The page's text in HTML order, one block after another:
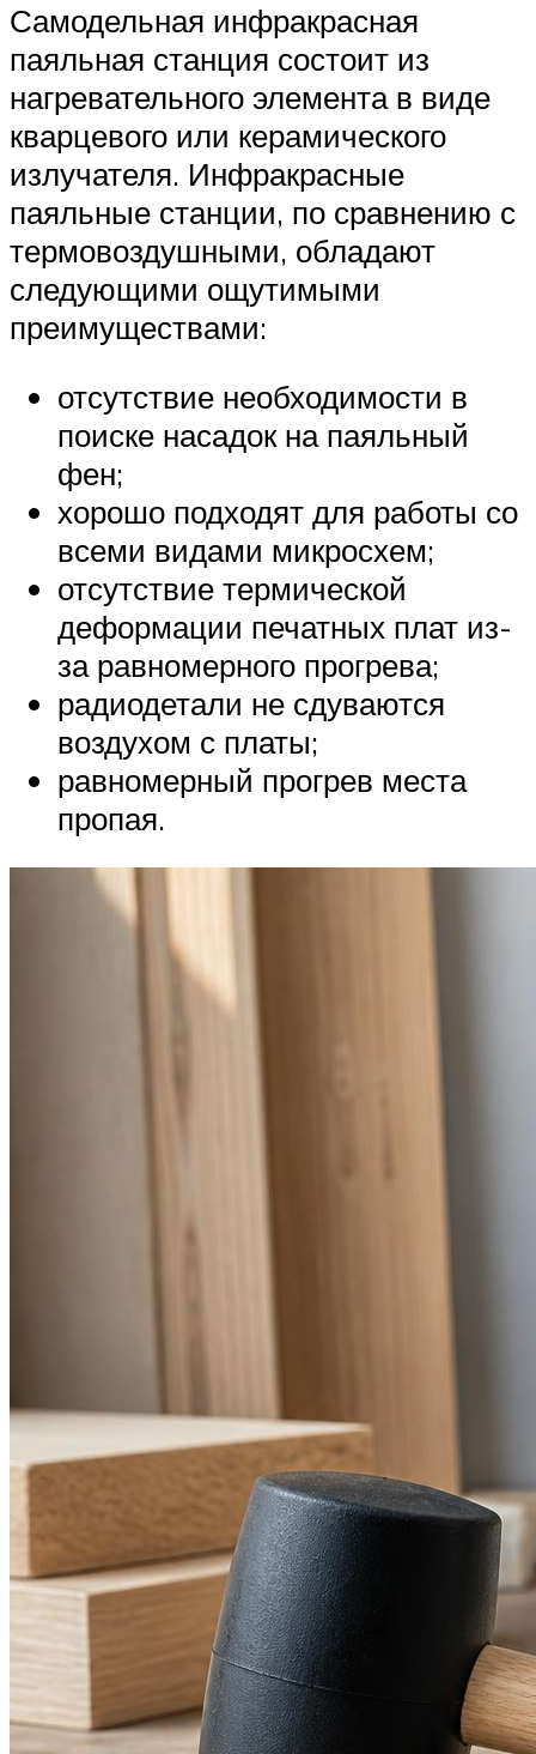
Самодельная инфракрасная
паяльная станция состоит из
нагревательного элемента в виде
кварцевого или керамического
излучателя. Инфракрасные
паяльные станции, по сравнению с
термовоздушными, обладают
следующими ощутимыми
преимуществами:
отсутствие необходимости в
поиске насадок на паяльный
фен;
хорошо подходят для работы со
всеми видами микросхем;
отсутствие термической
деформации печатных плат из-
за равномерного прогрева;
радиодетали не сдуваются
воздухом с платы;
равномерный прогрев места
пропая.